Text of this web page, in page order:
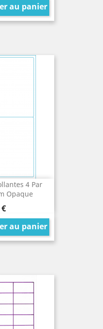
au panier
4 Par
Opaque
au panier